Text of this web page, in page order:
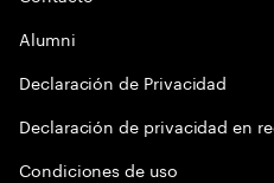
Alumni
Declaración de Privacidad
Declaración de privacidad en
Condiciones de uso